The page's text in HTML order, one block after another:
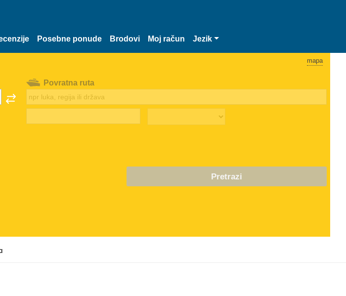
Posebne ponude Brodovi Moj račun Jezik
mapa
Povratna ruta
Pretrazi